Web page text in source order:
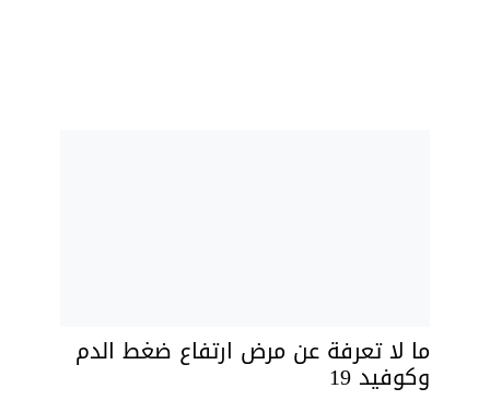
ما لا تعرفة عن مرض ارتفاع ضغط الدم
وكوفيد 19